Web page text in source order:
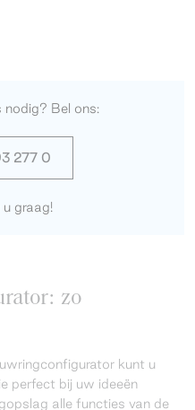
nodig? Bel ons:
277 0
graag!
zo
kunt u
perfect bij uw ideeën
alle functies van de